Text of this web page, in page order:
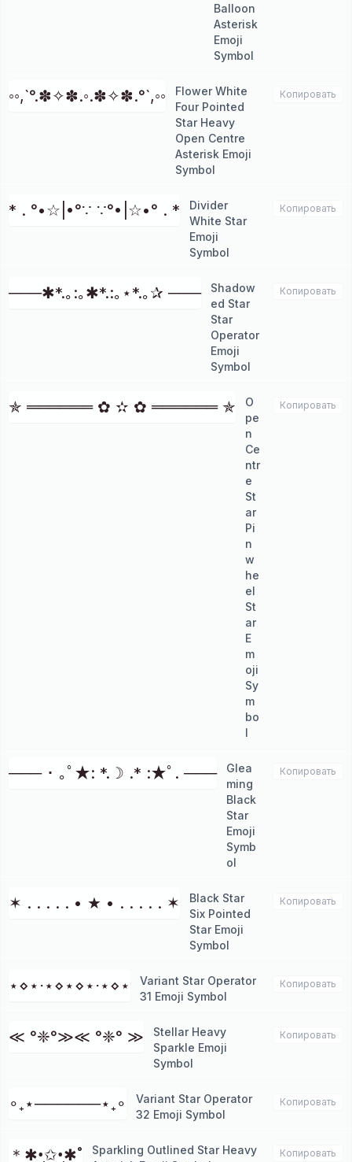
Balloon
Asterisk
Emoji
Symbol
◦◦,`°.✽✧✽.◦.✽✧✽.°`,◦◦
Flower White
Four Pointed
Star Heavy
Open Centre
Asterisk Emoji
Symbol
Копировать
* . °•☆|•°∵ ∵°•|☆•° . *
Divider
White Star
Emoji
Symbol
Копировать
───✱*.｡:｡✱*.:｡⋆*.｡✰ ───
Shadow
ed Star
Star
Operator
Emoji
Symbol
Копировать
✯ ══════ ✿ ✫ ✿ ══════ ✯
O
pe
n
Ce
ntr
e
St
ar
Pi
n
w
he
el
St
ar
E
m
oji
Sy
m
bo
l
Копировать
─── ･ ｡ﾟ★: *.☽ .* :★ﾟ. ───
Glea
ming
Black
Star
Emoji
Symb
ol
Копировать
✶ . . . . . • ★ • . . . . . ✶
Black Star
Six Pointed
Star Emoji
Symbol
Копировать
⋆⋄⋆⋅⋆⋄⋆⋄⋆⋅⋆⋄⋆
Variant Star Operator
31 Emoji Symbol
Копировать
≪ °❈°≫≪ °❈° ≫
Stellar Heavy
Sparkle Emoji
Symbol
Копировать
∘₊⋆──────⋆₊∘
Variant Star Operator
32 Emoji Symbol
Копировать
＊✱•̩̩͙✩•̩̩͙✱˚
Sparkling Outlined Star Heavy
Копировать